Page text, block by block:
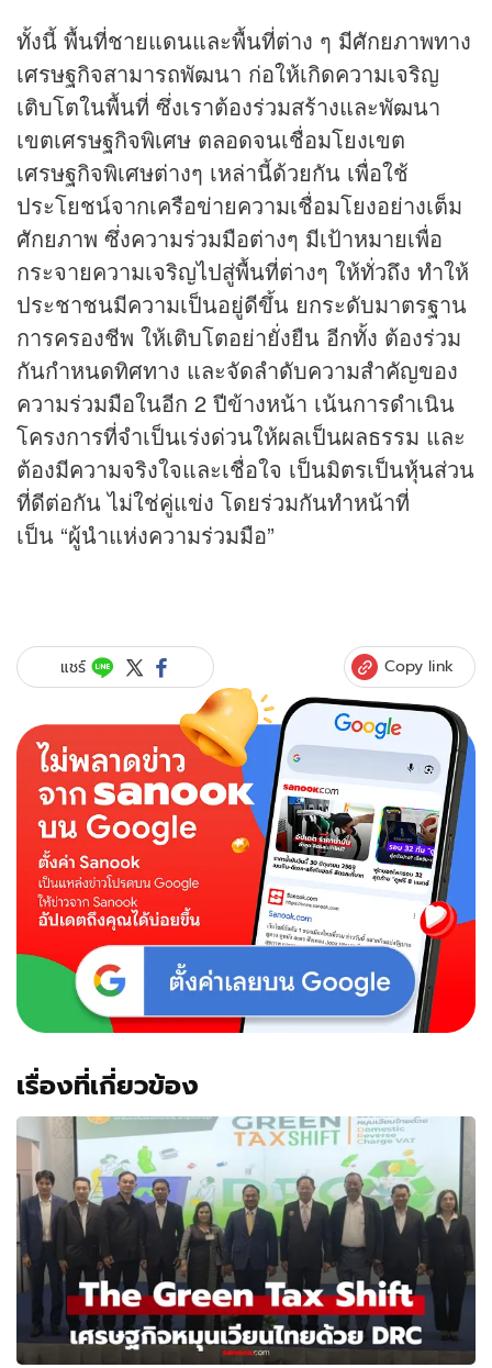
ทั้งนี้ พื้นที่ชายแดนและพื้นที่ต่าง ๆ มีศักยภาพทาง
เศรษฐกิจสามารถพัฒนา ก่อให้เกิดความเจริญ
เติบโตในพื้นที่ ซึ่งเราต้องร่วมสร้างและพัฒนา
เขตเศรษฐกิจพิเศษ ตลอดจนเชื่อมโยงเขต
เศรษฐกิจพิเศษต่างๆ เหล่านี้ด้วยกัน เพื่อใช้
ประโยชน์จากเครือข่ายความเชื่อมโยงอย่างเต็ม
ศักยภาพ ซึ่งความร่วมมือต่างๆ มีเป้าหมายเพื่อ
กระจายความเจริญไปสู่พื้นที่ต่างๆ ให้ทั่วถึง ทำให้
ประชาชนมีความเป็นอยู่ดีขึ้น ยกระดับมาตรฐาน
การครองชีพ ให้เติบโตอย่ายั่งยืน อีกทั้ง ต้องร่วม
กันกำหนดทิศทาง และจัดลำดับความสำคัญของ
ความร่วมมือในอีก 2 ปีข้างหน้า เน้นการดำเนิน
โครงการที่จำเป็นเร่งด่วนให้ผลเป็นผลธรรม และ
ต้องมีความจริงใจและเชื่อใจ เป็นมิตรเป็นหุ้นส่วน
ที่ดีต่อกัน ไม่ใช่คู่แข่ง โดยร่วมกันทำหน้าที่
เป็น “ผู้นำแห่งความร่วมมือ”
แชร์ Copy link
เรื่องที่เกี่ยวข้อง